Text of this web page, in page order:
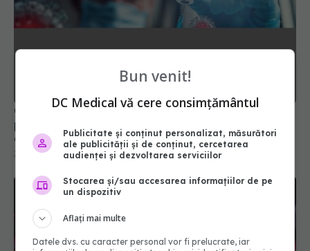
China rupe tăcerea: SUA a creat COVID! Au
cauza
Bun venit!
DC Medical vă cere consimțământul
Publicitate și conținut personalizat, măsurători
ale publicității și de conținut, cercetarea
audienței și dezvoltarea serviciilor
Stocarea și/sau accesarea informațiilor de pe
un dispozitiv
Aflați mai multe
Datele dvs. cu caracter personal vor fi prelucrate, iar